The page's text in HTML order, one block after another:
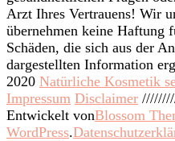
Arzt Ihres Vertrauens! Wir
übernehmen keine Haftung
Schäden, die sich aus der
dargestellten Information
2020 Natürliche Kosmetik
Impressum Disclaimer
Entwickelt vonBlossom
WordPress.